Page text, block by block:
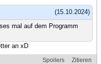
(15.10.2024)
mal auf dem Programm
an xD
Spoilers
Zitieren